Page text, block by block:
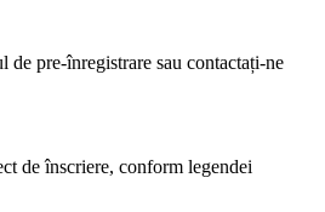
de pre-înregistrare sau contactați-ne
de înscriere, conform legendei